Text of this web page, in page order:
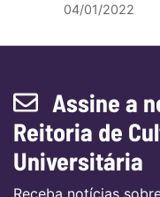
04/01/2022
Assine a
Reitoria de
Universitária
Receba notícias